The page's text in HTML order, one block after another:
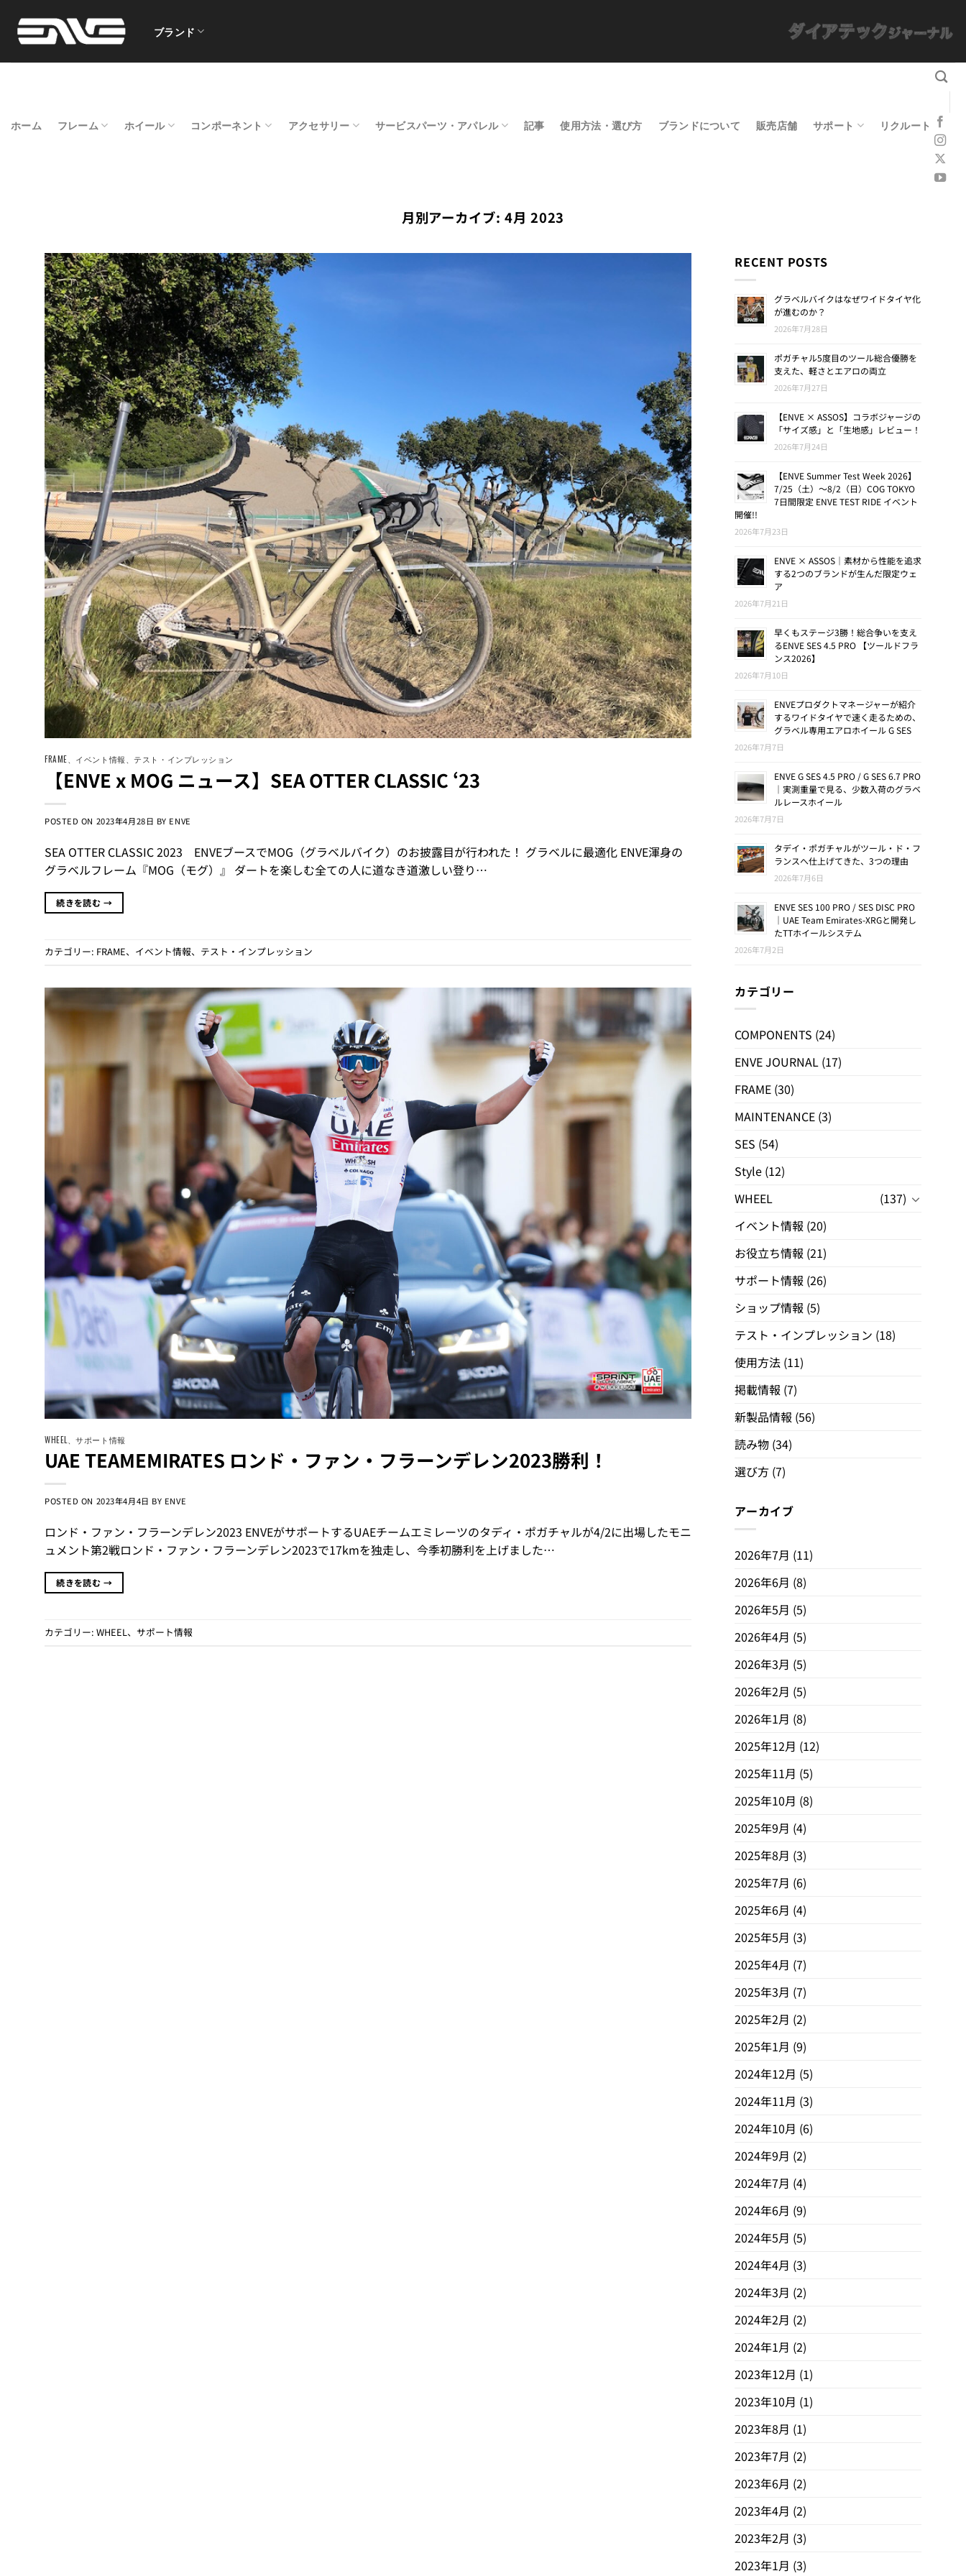
content
ブランド
ホーム フレーム ホイール コンポーネント アクセサリー サービスパーツ・アパレル 記事 使用方法・選び方 ブランドについて 販売店舗 サポート リクルート
月別アーカイブ: 4月 2023
FRAME イベント情報 、テスト・インプレッション
【ENVE x MOG ニュース】SEA OTTER CLASSIC ‘23
POSTED ON 2023年4月28日 BY ENVE
SEA OTTER CLASSIC 2023 ENVEブースでMOG（グラベルバイク）のお披露目が行われた！ グラベルに最適化 ENVE渾身の
グラベルフレーム『MOG（モグ）』 ダートを楽しむ全ての人に道なき道激しい登り…
続きを読む →
カテゴリー: FRAME、 イベント情報、 テスト・インプレッション
WHEEL 、サポート情報
UAE TEAMEMIRATES ロンド・ファン・フラーンデレン2023勝利！
POSTED ON 2023年4月4日 BY ENVE
ロンド・ファン・フラーンデレン2023 ENVEがサポートするUAEチームエミレーツのタディ・ポガチャルが4/2に出場したモニ
ュメント第2戦ロンド・ファン・フラーンデレン2023で17kmを独走し、今季初勝利を上げました…
続きを読む →
カテゴリー: WHEEL、 サポート情報
RECENT POSTS
グラベルバイクはなぜワイドタイヤ化
が進むのか？
2026年7月28日
ポガチャル5度目のツール総合優勝を
支えた、軽さとエアロの両立
2026年7月27日
【ENVE × ASSOS】コラボジャージの
「サイズ感」と「生地感」レビュー！
2026年7月24日
【ENVE Summer Test Week 2026】
7/25（土）〜8/2（日）COG TOKYO
7日間限定 ENVE TEST RIDE イベント
開催!!
2026年7月23日
ENVE × ASSOS｜素材から性能を追求
する2つのブランドが生んだ限定ウェ
ア
2026年7月21日
早くもステージ3勝！総合争いを支え
るENVE SES 4.5 PRO 【ツールドフラ
ンス2026】
2026年7月10日
ENVEプロダクトマネージャーが紹介
するワイドタイヤで速く走るための、
グラベル専用エアロホイール G SES
2026年7月7日
ENVE G SES 4.5 PRO / G SES 6.7 PRO
｜実測重量で見る、少数入荷のグラベ
ルレースホイール
2026年7月7日
タデイ・ポガチャルがツール・ド・フ
ランスへ仕上げてきた、3つの理由
2026年7月6日
ENVE SES 100 PRO / SES DISC PRO
｜UAE Team Emirates-XRGと開発し
たTTホイールシステム
2026年7月2日
カテゴリー
COMPONENTS (24)
ENVE JOURNAL (17)
FRAME (30)
MAINTENANCE (3)
SES (54)
Style (12)
WHEEL
(137)
イベント情報 (20)
お役立ち情報 (21)
サポート情報 (26)
ショップ情報 (5)
テスト・インプレッション (18)
使用方法 (11)
掲載情報 (7)
新製品情報 (56)
読み物 (34)
選び方 (7)
アーカイブ
2026年7月 (11)
2026年6月 (8)
2026年5月 (5)
2026年4月 (5)
2026年3月 (5)
2026年2月 (5)
2026年1月 (8)
2025年12月 (12)
2025年11月 (5)
2025年10月 (8)
2025年9月 (4)
2025年8月 (3)
2025年7月 (6)
2025年6月 (4)
2025年5月 (3)
2025年4月 (7)
2025年3月 (7)
2025年2月 (2)
2025年1月 (9)
2024年12月 (5)
2024年11月 (3)
2024年10月 (6)
2024年9月 (2)
2024年7月 (4)
2024年6月 (9)
2024年5月 (5)
2024年4月 (3)
2024年3月 (2)
2024年2月 (2)
2024年1月 (2)
2023年12月 (1)
2023年10月 (1)
2023年8月 (1)
2023年7月 (2)
2023年6月 (2)
2023年4月 (2)
2023年2月 (3)
2023年1月 (3)